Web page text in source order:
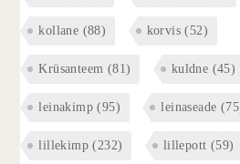
kollane (88) korvis (52)
Krüsanteem (81) kuldne (45)
leinakimp (95) leinaseade
lillekimp (232) lillepott (59)